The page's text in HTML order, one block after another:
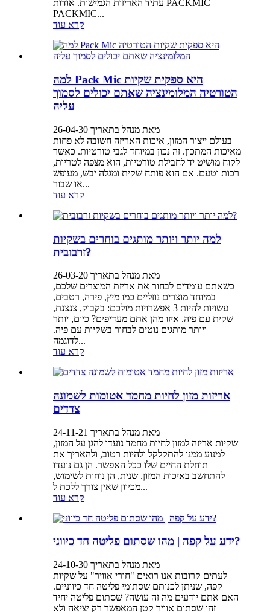
עתיד האריזות הגמישות. אודות PACKMIC
PACKMIC...
קרא עוד
למה Pack Mic היא ספקית שקיות
הטורטיה המלומינציה שאתם יכולים לסמוך
עליה
מאת מנהל בתאריך 26-04-30
בעולם ייצור המזון, איכות האריזה חשובה לא פחות
מאיכות המתכון. זה נכון במיוחד לגבי טורטיות. כאשר
לקוח מושיט יד לחבילת טורטיות, הוא מצפה לטריות,
רכות וטעם. אם הוא פותח שקית ומגלה יבש, מעופש
או שבור...
קרא עוד
למה יותר ויותר מותגים בוחרים בשקיות
זרבובית?
מאת מנהל בתאריך 26-03-20
כשאתם עומדים לבחור את אריזת המוצרים שלכם,
במיוחד מוצרים נוזליים כמו מיץ, פירה, רטבים,
עשויות להיות 3 אפשרויות מולכם: בקבוק, צנצנת,
שקית עם פיה. איזו מהן אתם מעדיפים? כיום, יותר
ויותר מותגים נוטים לבחור בשקיות עם פיה.
לדוגמה...
קרא עוד
אריזות מזון לחיות מחמד אטומות לשמונה
צדדים
מאת מנהל בתאריך 24-11-21
שקיות אריזה למזון לחיות מחמד נועדו להגן על המזון,
למנוע ממנו להתקלקל ולהיות רטוב, ולהאריך את
תוחלת החיים שלו ככל האפשר. הן גם נועדו
להתחשב באיכות המזון. שנית, הן נוחות לשימוש,
מכיוון שאין צורך ללכת ל...
קרא עוד
ידע על קפה | מהו שסתום פליטה חד כיווני?
מאת מנהל בתאריך 24-10-30
לעתים קרובות אנו רואים "חורי אוויר" על שקיות
קפה, שניתן לכנותם שסתומי פליטה חד כיווניים.
האם אתם יודעים מה זה עושה? שסתום פליטה יחיד
זהו שסתום אוויר קטן המאפשר רק יציאה ולא